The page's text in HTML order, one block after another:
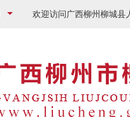
欢迎访问广西柳州柳城